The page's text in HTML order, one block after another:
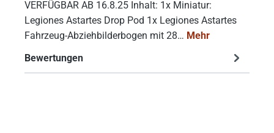
VERFÜGBAR AB 16.8.25 Inhalt: 1x Miniatur:
Legiones Astartes Drop Pod 1x Legiones Astartes
Fahrzeug-Abziehbilderbogen mit 28… Mehr
Bewertungen